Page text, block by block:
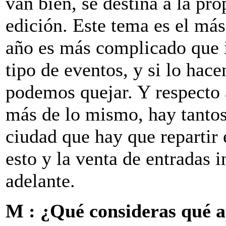
edición. Este tema es el
año es más complicado
tipo de eventos, y si lo
podemos quejar. Y
más de lo mismo, hay
ciudad que hay que
esto y la venta de entradas
adelante.
M : ¿Qué consideras qué